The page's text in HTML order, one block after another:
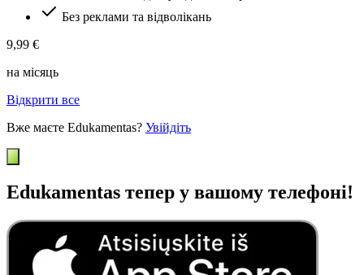
Без реклами та відволікань
9,99 €
на місяць
Відкрити все
Вже маєте Edukamentas? Увійдіть
Edukamentas тепер у вашому телефоні!